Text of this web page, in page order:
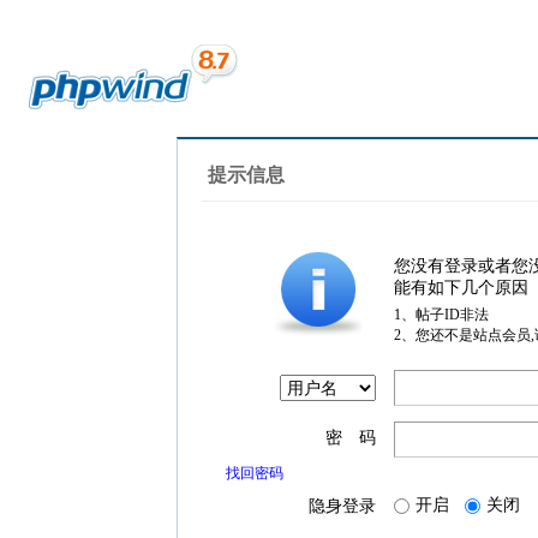
提示信息
您没有登录或者您
能有如下几个原因
1、帖子ID非法
2、您还不是站点会员
密 码
找回密码
隐身登录 开启 关闭